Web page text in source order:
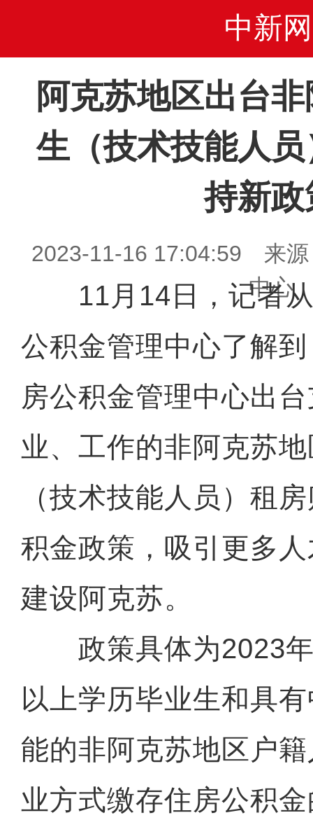
中新网
阿克苏地区出台
生（技术技能人
持新政
2023-11-16 17:04:59 来源
中心
11月14日，记者从
公积金管理中心了解
房公积金管理中心出
业、工作的非阿克苏
（技术技能人员）租
积金政策，吸引更多
建设阿克苏。
政策具体为2023年
以上学历毕业生和具
能的非阿克苏地区户
业方式缴存住房公积